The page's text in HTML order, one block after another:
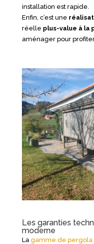
installation est rapide.
Enfin, c’est une
réelle plus-value à la
aménager pour
Les garanties
moderne
La gamme de pergola